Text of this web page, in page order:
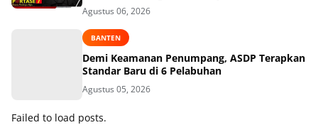
Agustus 06, 2026
BANTEN
Demi Keamanan Penumpang, ASDP Terapkan
Standar Baru di 6 Pelabuhan
Agustus 05, 2026
Failed to load posts.